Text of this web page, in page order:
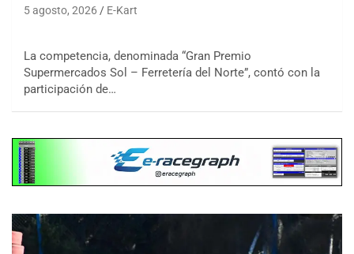
5 agosto, 2026 E-Kart
La competencia, denominada “Gran Premio
Supermercados Sol – Ferretería del Norte”, contó con la
participación de…